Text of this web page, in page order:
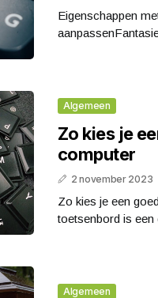
Eigenschappen
Algemeen
Zo kies je
computer
2 november 2023
Zo kies je een
toetsenbord is een
Algemeen